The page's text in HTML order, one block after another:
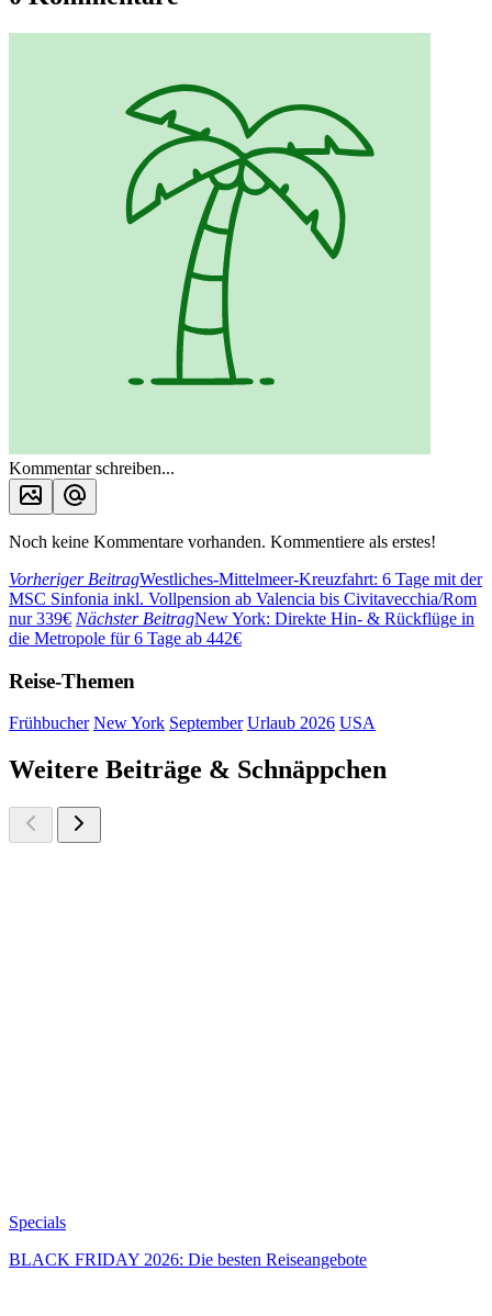
Kommentar schreiben...
Noch keine Kommentare vorhanden. Kommentiere als erstes!
Vorheriger BeitragWestliches-Mittelmeer-Kreuzfahrt: 6 Tage mit der
MSC Sinfonia inkl. Vollpension ab Valencia bis Civitavecchia/Rom
nur 339€ Nächster BeitragNew York: Direkte Hin- & Rückflüge in
die Metropole für 6 Tage ab 442€
Reise-Themen
Frühbucher New York September Urlaub 2026 USA
Weitere Beiträge & Schnäppchen
Specials
BLACK FRIDAY 2026: Die besten Reiseangebote